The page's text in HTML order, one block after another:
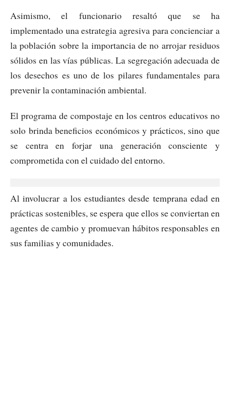
Asimismo, el funcionario resaltó que se ha
implementado una estrategia agresiva para concienciar a
la población sobre la importancia de no arrojar residuos
sólidos en las vías públicas. La segregación adecuada de
los desechos es uno de los pilares fundamentales para
prevenir la contaminación ambiental.
El programa de compostaje en los centros educativos no
solo brinda beneficios económicos y prácticos, sino que
se centra en forjar una generación consciente y
comprometida con el cuidado del entorno.
Al involucrar a los estudiantes desde temprana edad en
prácticas sostenibles, se espera que ellos se conviertan en
agentes de cambio y promuevan hábitos responsables en
sus familias y comunidades.